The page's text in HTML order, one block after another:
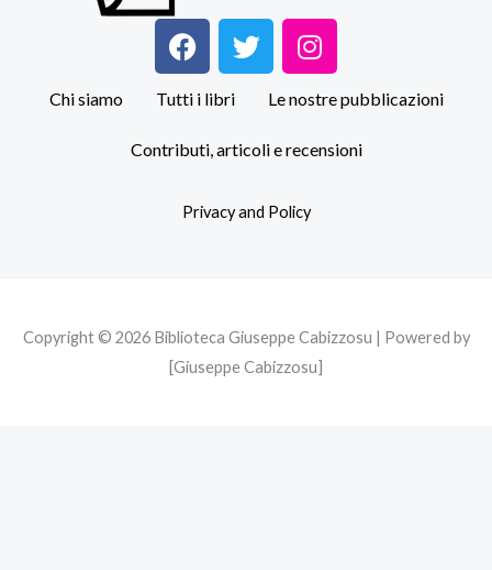
F
a
c
e
b
k
T
w
t
I
n
s
t
a
a
Chi siamo Tutti i libri Le nostre pubblicazioni
Contributi, articoli e recensioni
Privacy and Policy
Copyright © 2026 Biblioteca Giuseppe Cabizzosu | Powered by
[Giuseppe Cabizzosu]